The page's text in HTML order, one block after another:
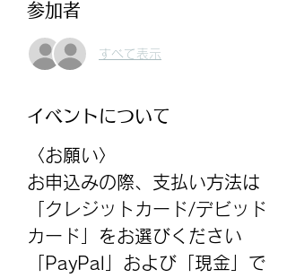
参加者
すべて表示
イベントについて
〈お願い〉
お申込みの際、支払い方法は
「クレジットカード/デビッド
カード」をお選びください
「PayPal」および「現金」で